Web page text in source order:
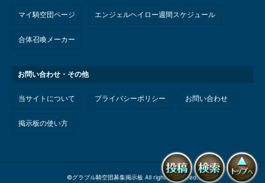
マイ騎空団ページ エンジェルヘイロー週間スケジュール
合体召喚メーカー
お問い合わせ・その他
当サイトについて プライバシーポリシー お問い合わせ
掲示板の使い方
©グラブル騎空団募集掲示板 All rights reserved.